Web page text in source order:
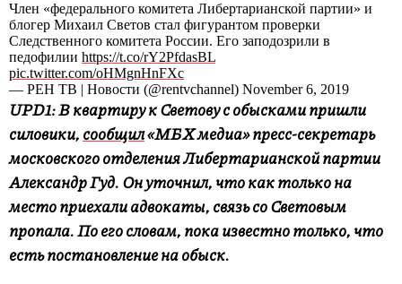
Член «федерального комитета Либертарианской партии» и
блогер Михаил Светов стал фигурантом проверки
Следственного комитета России. Его заподозрили в
педофилии https://t.co/rY2PfdasBL
pic.twitter.com/oHMgnHnFXc
— РЕН ТВ | Новости (@rentvchannel) November 6, 2019
UPD1: В квартиру к Светову с обысками пришли
силовики,сообщил«МБХ медиа» пресс-секретарь
московского отделения Либертарианской партии
Александр Гуд. Он уточнил, что как только на
место приехали адвокаты, связь со Световым
пропала. По его словам, пока известно только, что
есть постановление на обыск.